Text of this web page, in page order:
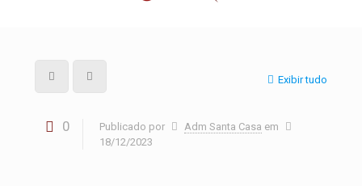
Exibir tudo
0 Publicado por Adm Santa Casa em
18/12/2023